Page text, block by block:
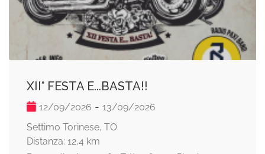
XII° FESTA E...BASTA!!
12/09/2026 - 13/09/2026
Settimo Torinese, TO
Distanza: 12,4 km